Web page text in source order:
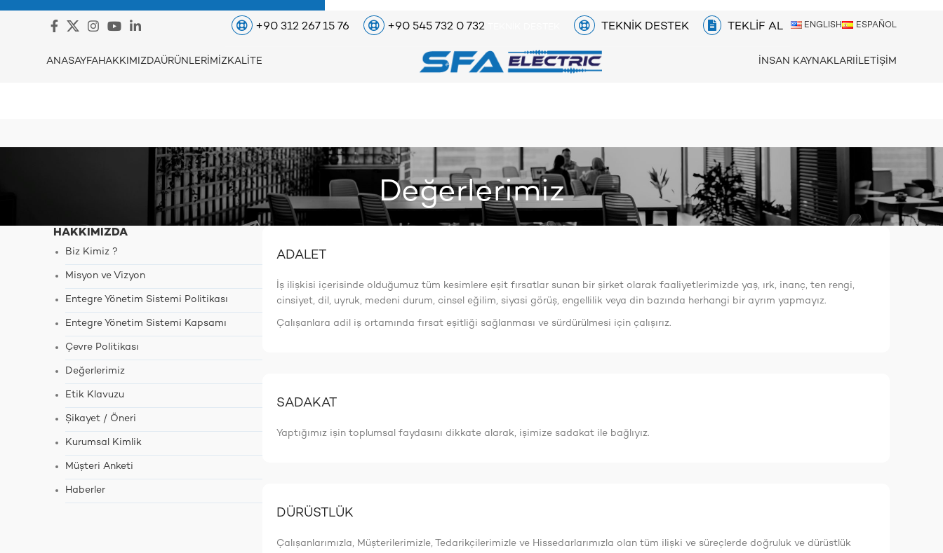
+90 312 267 15 76 +90 545 732 0 732 TEKNIK DESTEK TEKLIF AL ENGLISH ESPAÑOL
ANASAYFAHAKKIMIZDAÜRÜNLERIMIZKALITE İNSAN KAYNAKLARIİLETIŞIM
Değerlerimiz
ADALET
İş ilişkisi içerisinde olduğumuz tüm kesimlere eşit fırsatlar sunan bir şirket olarak faaliyetlerimizde yaş, ırk, inanç, ten rengi,
cinsiyet, dil, uyruk, medeni durum, cinsel eğilim, siyasi görüş, engellilik veya din bazında herhangi bir ayrım yapmayız.
Çalışanlara adil iş ortamında fırsat eşitliği sağlanması ve sürdürülmesi için çalışırız.
SADAKAT
Yaptığımız işin toplumsal faydasını dikkate alarak, işimize sadakat ile bağlıyız.
DÜRÜSTLÜK
Çalışanlarımızla, Müşterilerimizle, Tedarikçilerimizle ve Hissedarlarımızla olan tüm ilişki ve süreçlerde doğruluk ve dürüstlük
HAKKIMIZDA
Biz Kimiz ?
Misyon ve Vizyon
Entegre Yönetim Sistemi Politikası
Entegre Yönetim Sistemi Kapsamı
Çevre Politikası
Değerlerimiz
Etik Klavuzu
Şikayet / Öneri
Kurumsal Kimlik
Müşteri Anketi
Haberler